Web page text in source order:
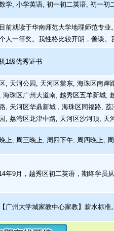
学, 小学英语, 初一初二英语, 初一初
前就读于华南师范大学地理师范专业
人一等奖。我性格比较开朗，善谈
1级优秀证书
, 天河公园, 天河区棠东, 海珠区南岸
海珠区广州大道南, 越秀区五羊新城,
, 天河区华鼎新城 , 海珠区同福路,
, 荔湾区龙津中路, 天河区沙河顶,
上, 周三晚上, 周四下午, 周四晚上,
年9月，越秀区初二英语，期终学员
广州大学城家教中心家教】薪水标准